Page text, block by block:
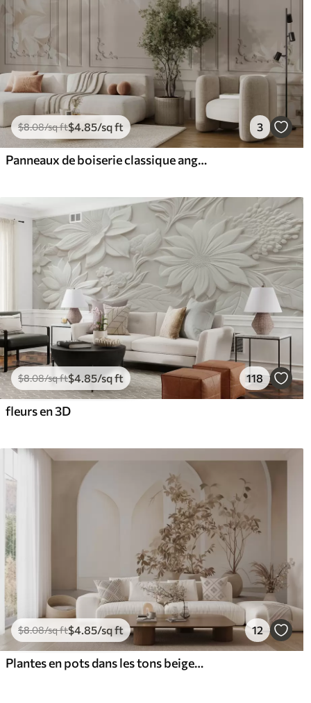
$8.08/sq ft$4 .85/sq ft 3
Panneaux de boiserie classique anglaise avec feuilles
$8.08/sq ft$4.85/sq ft 118
fleurs en 3D
$8.08/sq ft$4 .85/sq ft 12
Plantes en pots dans les tons beiges devant des arches abstraites, style minimaliste, élégant et propre, fond neutre